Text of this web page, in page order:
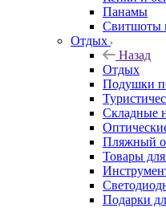
Панамы
Свитшоты
Отдых
Назад
Отдых
Подушки
Складные
Пляжный
Товары
Подарки